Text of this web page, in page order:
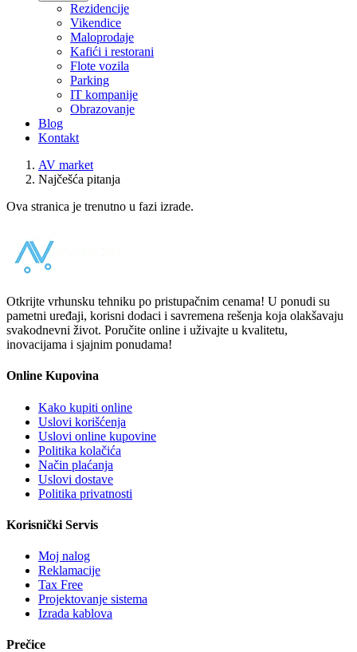
Rezidencije
Vikendice
Maloprodaje
Kafići i restorani
Flote vozila
Parking
IT kompanije
Obrazovanje
Blog
Kontakt
AV market
Najčešća pitanja
Ova stranica je trenutno u fazi izrade.
Otkrijte vrhunsku tehniku po pristupačnim cenama! U ponudi su
pametni uređaji, korisni dodaci i savremena rešenja koja olakšavaju
svakodnevni život. Poručite online i uživajte u kvalitetu,
inovacijama i sjajnim ponudama!
Online Kupovina
Kako kupiti online
Uslovi korišćenja
Uslovi online kupovine
Politika kolačića
Način plaćanja
Uslovi dostave
Politika privatnosti
Korisnički Servis
Moj nalog
Reklamacije
Tax Free
Projektovanje sistema
Izrada kablova
Prečice